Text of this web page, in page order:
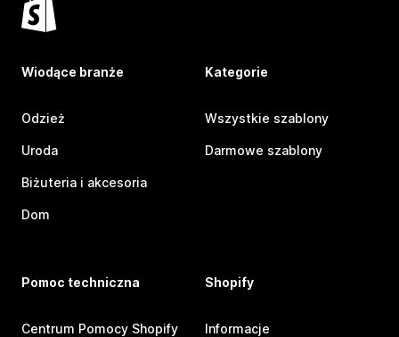
Wiodące branże
Odzież
Uroda
Biżuteria i akcesoria
Dom
Kategorie
Wszystkie szablony
Darmowe szablony
Pomoc techniczna
Centrum Pomocy Shopify
Shopify
Informacje